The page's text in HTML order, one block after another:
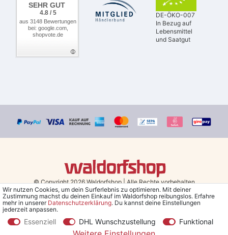
SEHR GUT
4.8 / 5
aus 3148 Bewertungen
bei: google.com,
shopvote.de
DE-ÖKO-007
In Bezug auf
Lebensmittel
und Saatgut
© Copyright 2026 Waldorfshop|Alle Rechte vorbehalten.
Bestellungen mit Prio Versand bis 13 Uhr, garantierter Versand am
*Kostenlose Lieferung in Deutschland und Österreich ab 79 €.
Wir nutzen Cookies, um dein Surferlebnis zu optimieren. Mit deiner
Zustimmung machst du deinen Einkauf im Waldorfshop reibungslos. Erfahre
mehr in unserer Daten­schutz­erklärung. Du kannst deine Einstellungen
jederzeit anpassen.
Essenziell DHL Wunschzustellung Funktional